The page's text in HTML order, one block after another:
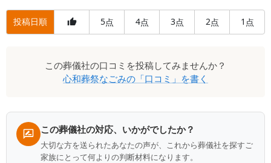
投稿日順 5点 4点 3点 2点 1 点
この葬儀社の口コミを投稿してみませんか？
心和葬祭なごみの「口コミ」を書く
この葬儀社の対応、いかがでしたか？
大切な方を送られたあなたの声が、これから葬儀社を探すご
家族にとって何よりの判断材料になります。